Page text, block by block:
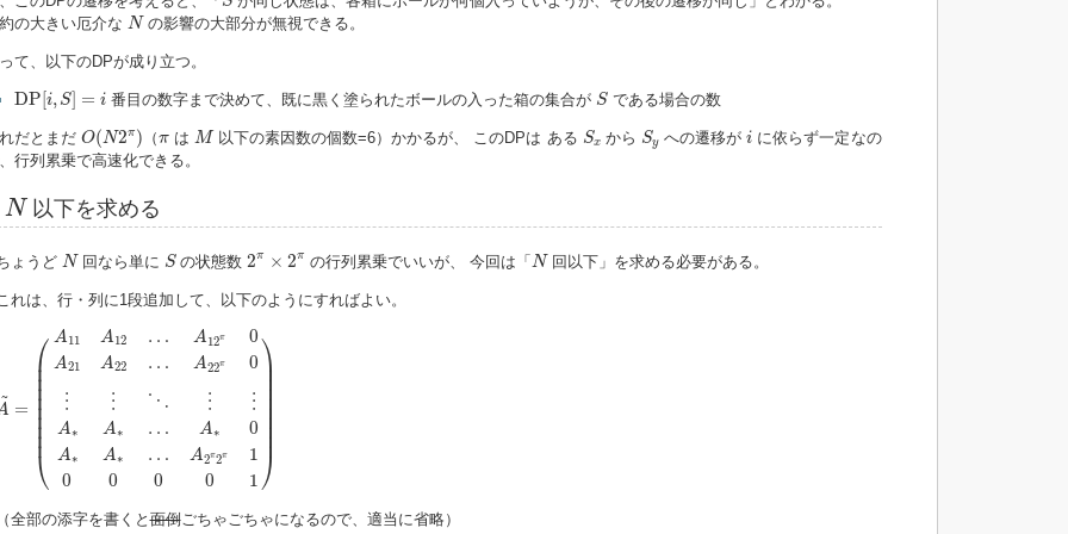
の大きい厄介な N
N の影響の大部分が無視できる。
て、以下のDPが成り立つ。
DP[i, S] = i
DP[i,S]= 番目の数字まで決めて、既に黒く塗られたボールの入った箱の集合が S
Sである場合の数
だとまだ O(N2π )
O(N2π) （π
πは M
M 以下の素因数の個数=6）かかるが、 このDPは ある Sx
Sx から Sy
S への遷移がii に依らず一定なの
行列累乗で高速化できる。
N
N 以下を求める
ょうど N
N回なら単に S
Sの状態数2π × 2π
2π 2π の行列累乗でいいが、 今回は「 N
N回以下」を求める必要がある。
これは、行・列に1段追加して、以下のようにすればよい。
~
=
⎛
⎜
⎜ ⎜ ⎜ ⎜ ⎜ ⎜ ⎜ ⎜⎝
A11 A12 … A12π 0
A21 A22 … A22π
0
⋮
⋮ ⋱ ⋮ ⋮
A∗ A∗ … A∗ 0
A∗ A∗ … A2π2π
1
0
0 0 0 1
⎞⎟ ⎟
⎟
⎠
11A … A A22
（全部の添字を書くと面倒ごちゃごちゃになるので、適当に省略）